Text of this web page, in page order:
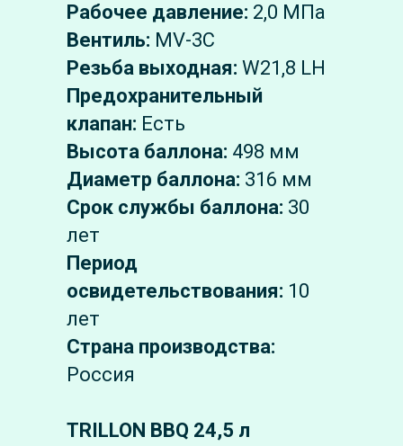
Рабочее давление: 2,0 МПа
Вентиль: MV-3C
Резьба выходная: W21,8 LH
Предохранительный
клапан: Есть
Высота баллона: 498 мм
Диаметр баллона: 316 мм
Срок службы баллона: 30
лет
Период
освидетельствования: 10
лет
Страна производства:
Россия
TRILLON BBQ 24,5 л